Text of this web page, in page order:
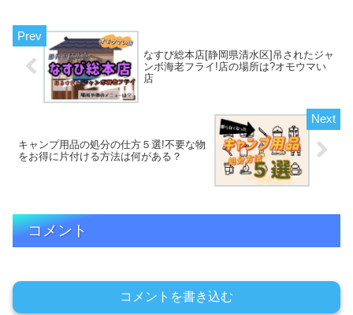
なすび総本店[静岡県清水区]吊されたジャ
ンボ海老フライ!店の場所は?オモウマい
店
キャンプ用品の処分の仕方５選!不要な物
をお得に片付ける方法は何がある？
コメント
コメントを書き込む